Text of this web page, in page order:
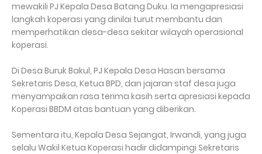
mewakili PJ Kepala Desa Batang Duku. Ia mengapresiasi
langkah koperasi yang dinilai turut membantu dan
memperhatikan desa-desa sekitar wilayah operasional
koperasi.
Di Desa Buruk Bakul, PJ Kepala Desa Hasan bersama
Sekretaris Desa, Ketua BPD, dan jajaran staf desa juga
menyampaikan rasa terima kasih serta apresiasi kepada
Koperasi BBDM atas bantuan yang diberikan.
Sementara itu, Kepala Desa Sejangat, Irwandi, yang juga
selalu Wakil Ketua Koperasi hadir didampingi Sekretaris